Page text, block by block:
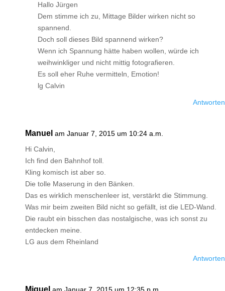
Hallo Jürgen
Dem stimme ich zu, Mittage Bilder wirken nicht so
spannend.
Doch soll dieses Bild spannend wirken?
Wenn ich Spannung hätte haben wollen, würde ich
weihwinkliger und nicht mittig fotografieren.
Es soll eher Ruhe vermitteln, Emotion!
lg Calvin
Antworten
Manuel am Januar 7, 2015 um 10:24 a.m.
Hi Calvin,
Ich find den Bahnhof toll.
Kling komisch ist aber so.
Die tolle Maserung in den Bänken.
Das es wirklich menschenleer ist, verstärkt die Stimmung.
Was mir beim zweiten Bild nicht so gefällt, ist die LED-Wand.
Die raubt ein bisschen das nostalgische, was ich sonst zu
entdecken meine.
LG aus dem Rheinland
Antworten
Miguel